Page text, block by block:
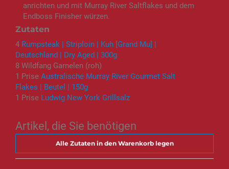
Zutaten
4 Rumpsteak | Striploin | Kuh [Grand Mu] |
Deutschland | Dry Aged | 300g
8 Wildfang Garnelen (roh)
1 Prise Australische Murray River Gourmet Salt
Flakes | Beutel | 150g
1 Prise Ludwig New York Grillsalz
anrichten und mit Murray River Saltflakes und dem
Endboss Finisher würzen.
Artikel, die Sie benötigen
Alle Zutaten in den Warenkorb legen